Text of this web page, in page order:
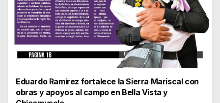
Eduardo Ramírez fortalece la Sierra Mariscal con
obras y apoyos al campo en Bella Vista y